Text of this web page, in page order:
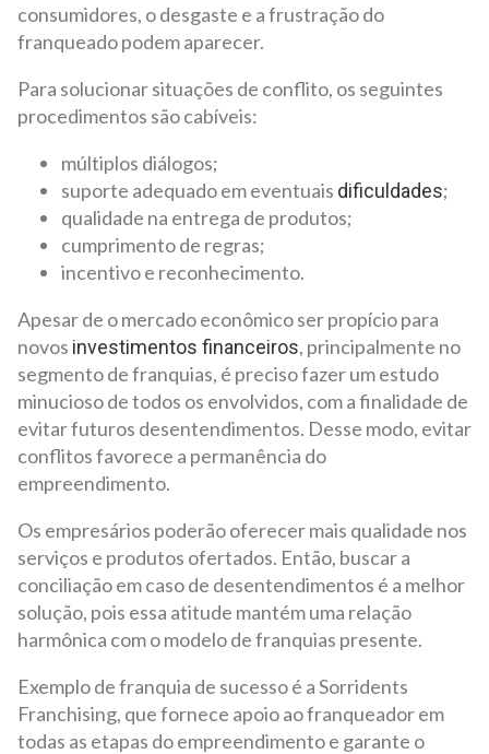
consumidores, o desgaste e a frustração do
franqueado podem aparecer.
Para solucionar situações de conflito, os seguintes
procedimentos são cabíveis:
múltiplos diálogos;
suporte adequado em eventuais dificuldades;
qualidade na entrega de produtos;
cumprimento de regras;
incentivo e reconhecimento.
Apesar de o mercado econômico ser propício para
novos investimentos financeiros, principalmente no
segmento de franquias, é preciso fazer um estudo
minucioso de todos os envolvidos, com a finalidade de
evitar futuros desentendimentos. Desse modo, evitar
conflitos favorece a permanência do
empreendimento.
Os empresários poderão oferecer mais qualidade nos
serviços e produtos ofertados. Então, buscar a
conciliação em caso de desentendimentos é a melhor
solução, pois essa atitude mantém uma relação
harmônica com o modelo de franquias presente.
Exemplo de franquia de sucesso é a Sorridents
Franchising, que fornece apoio ao franqueador em
todas as etapas do empreendimento e garante o